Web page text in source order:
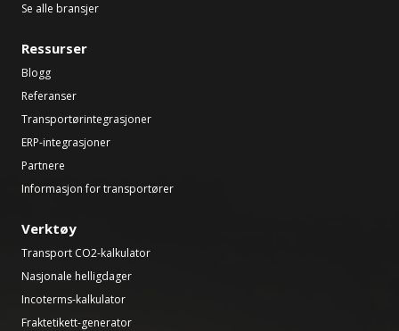
Se alle bransjer
Ressurser
Blogg
Referanser
Transportørintegrasjoner
ERP-integrasjoner
Partnere
Informasjon for transportører
Verktøy
Transport CO2-kalkulator
Nasjonale helligdager
Incoterms-kalkulator
Fraktetikett-generator